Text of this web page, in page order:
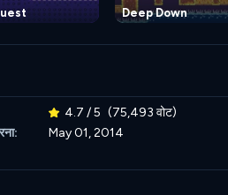
Deep Down
4.7 / 5 (75,493 वोट)
May 01, 2014